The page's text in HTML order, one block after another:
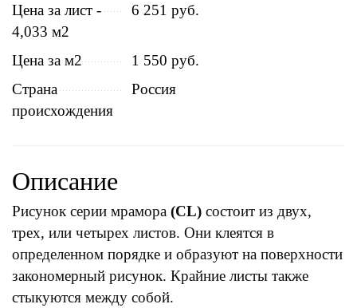
Цена за лист -
4,033 м2
6 251 руб.
Цена за м2
1 550 руб.
Страна
происхождения
Россия
Описание
Рисунок серии мрамора (CL) состоит из двух,
трех, или четырех листов. Они клеятся в
определенном порядке и образуют на поверхности
закономерный рисунок. Крайние листы также
стыкуются между собой.